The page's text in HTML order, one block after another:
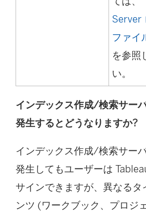
Server
ファイ
を参照
い。
インデックス作成/検索サー
発生するとどうなりますか?
インデックス作成/検索サー
発生してもユーザーは
サインできますが、異なるタ
ンツ (ワークブック、プロジ